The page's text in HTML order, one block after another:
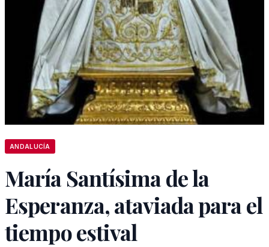
ANDALUCÍA
María Santísima de la
Esperanza, ataviada para el
tiempo estival